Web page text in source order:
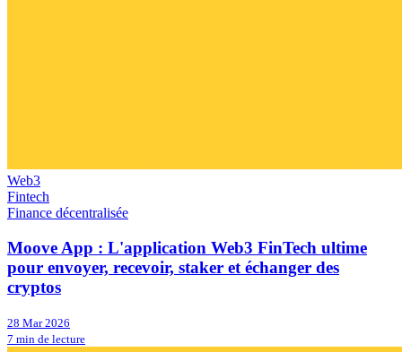
Web3
Fintech
Finance décentralisée
Moove App : L'application Web3 FinTech ultime
pour envoyer, recevoir, staker et échanger des
cryptos
28 Mar 2026
7 min de lecture